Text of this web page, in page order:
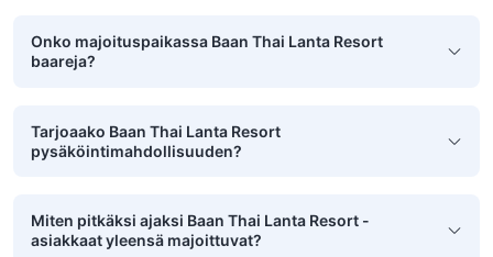
Onko majoituspaikassa Baan Thai Lanta Resort
baareja?
Tarjoaako Baan Thai Lanta Resort
pysäköintimahdollisuuden?
Miten pitkäksi ajaksi Baan Thai Lanta Resort -
asiakkaat yleensä majoittuvat?